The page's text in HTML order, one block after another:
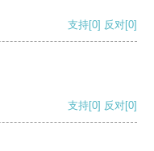
支持[0] 反对[0]
支持[0] 反对[0]